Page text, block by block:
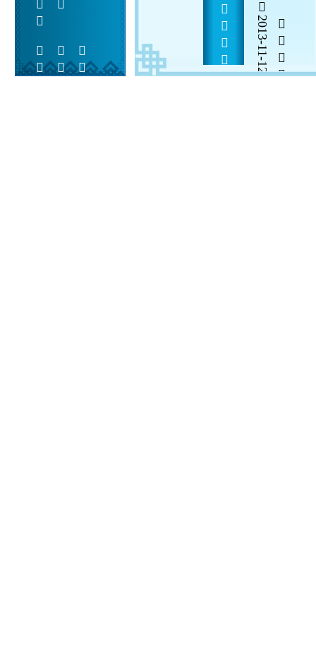
   2013-11-12